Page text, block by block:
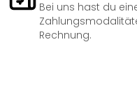
Bei uns hast du
Rechnung.